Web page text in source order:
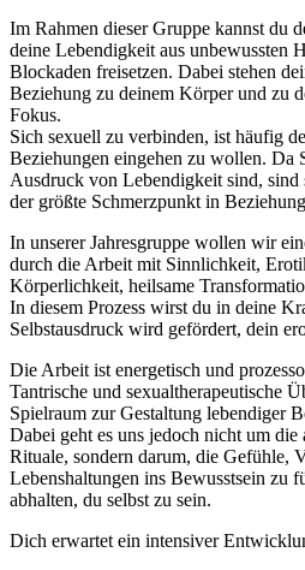
Im Rahmen dieser Gruppe kannst du
deine Lebendigkeit aus unbewussten
Blockaden freisetzen. Dabei stehen
Beziehung zu deinem Körper und zu
Fokus.
Sich sexuell zu verbinden, ist häufig
Beziehungen eingehen zu wollen. Da
Ausdruck von Lebendigkeit sind,
der größte Schmerzpunkt in
In unserer Jahresgruppe wollen wir
durch die Arbeit mit Sinnlichkeit,
Körperlichkeit, heilsame
In diesem Prozess wirst du in deine
Selbstausdruck wird gefördert, dein
Die Arbeit ist energetisch und
Tantrische und sexualtherapeutische
Spielraum zur Gestaltung lebendiger
Dabei geht es uns jedoch nicht um
Rituale, sondern darum, die Gefühle,
Lebenshaltungen ins Bewusstsein zu
abhalten, du selbst zu sein.
Dich erwartet ein intensiver